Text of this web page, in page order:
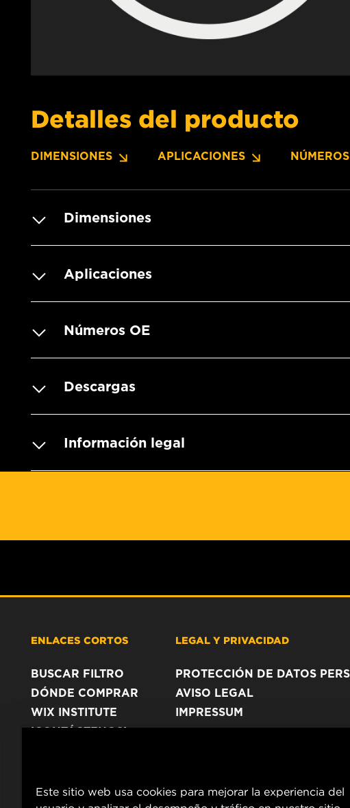
Detalles del producto
DIMENSIONES APLICACIONES
Dimensiones
Aplicaciones
Números OE
Descargas
Información legal
ENLACES CORTOS
BUSCAR FILTRO
DÓNDE COMPRAR
WIX INSTITUTE
¡CONTÁCTENOS!
LEGAL Y PRIVACIDAD
PROTECCIÓN DE DATOS
AVISO LEGAL
IMPRESSUM
Este sitio web usa cookies para mejorar la experiencia del